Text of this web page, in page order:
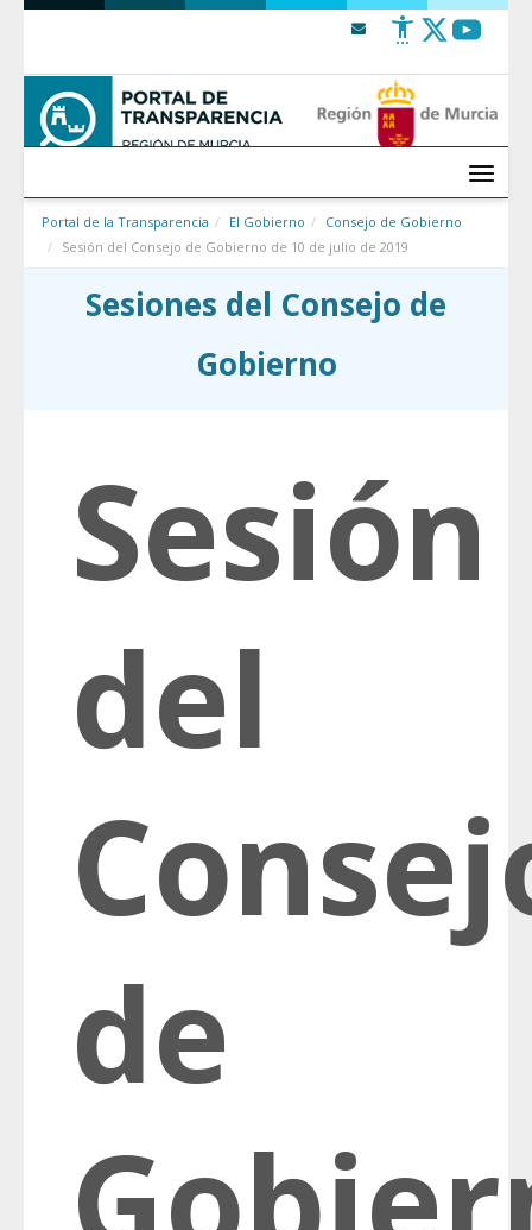
Saltar al contenido
Menú
Portal de la Transparencia El Gobierno
Consejo de Gobierno
Sesión del Consejo de Gobierno de 10 de julio de 2019
Sesiones del Consejo de
Gobierno
Sesión
del
de